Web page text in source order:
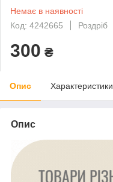
Немає в наявності
Код: 4242665
Роздріб
300 ₴
Опис Характеристики
Опис